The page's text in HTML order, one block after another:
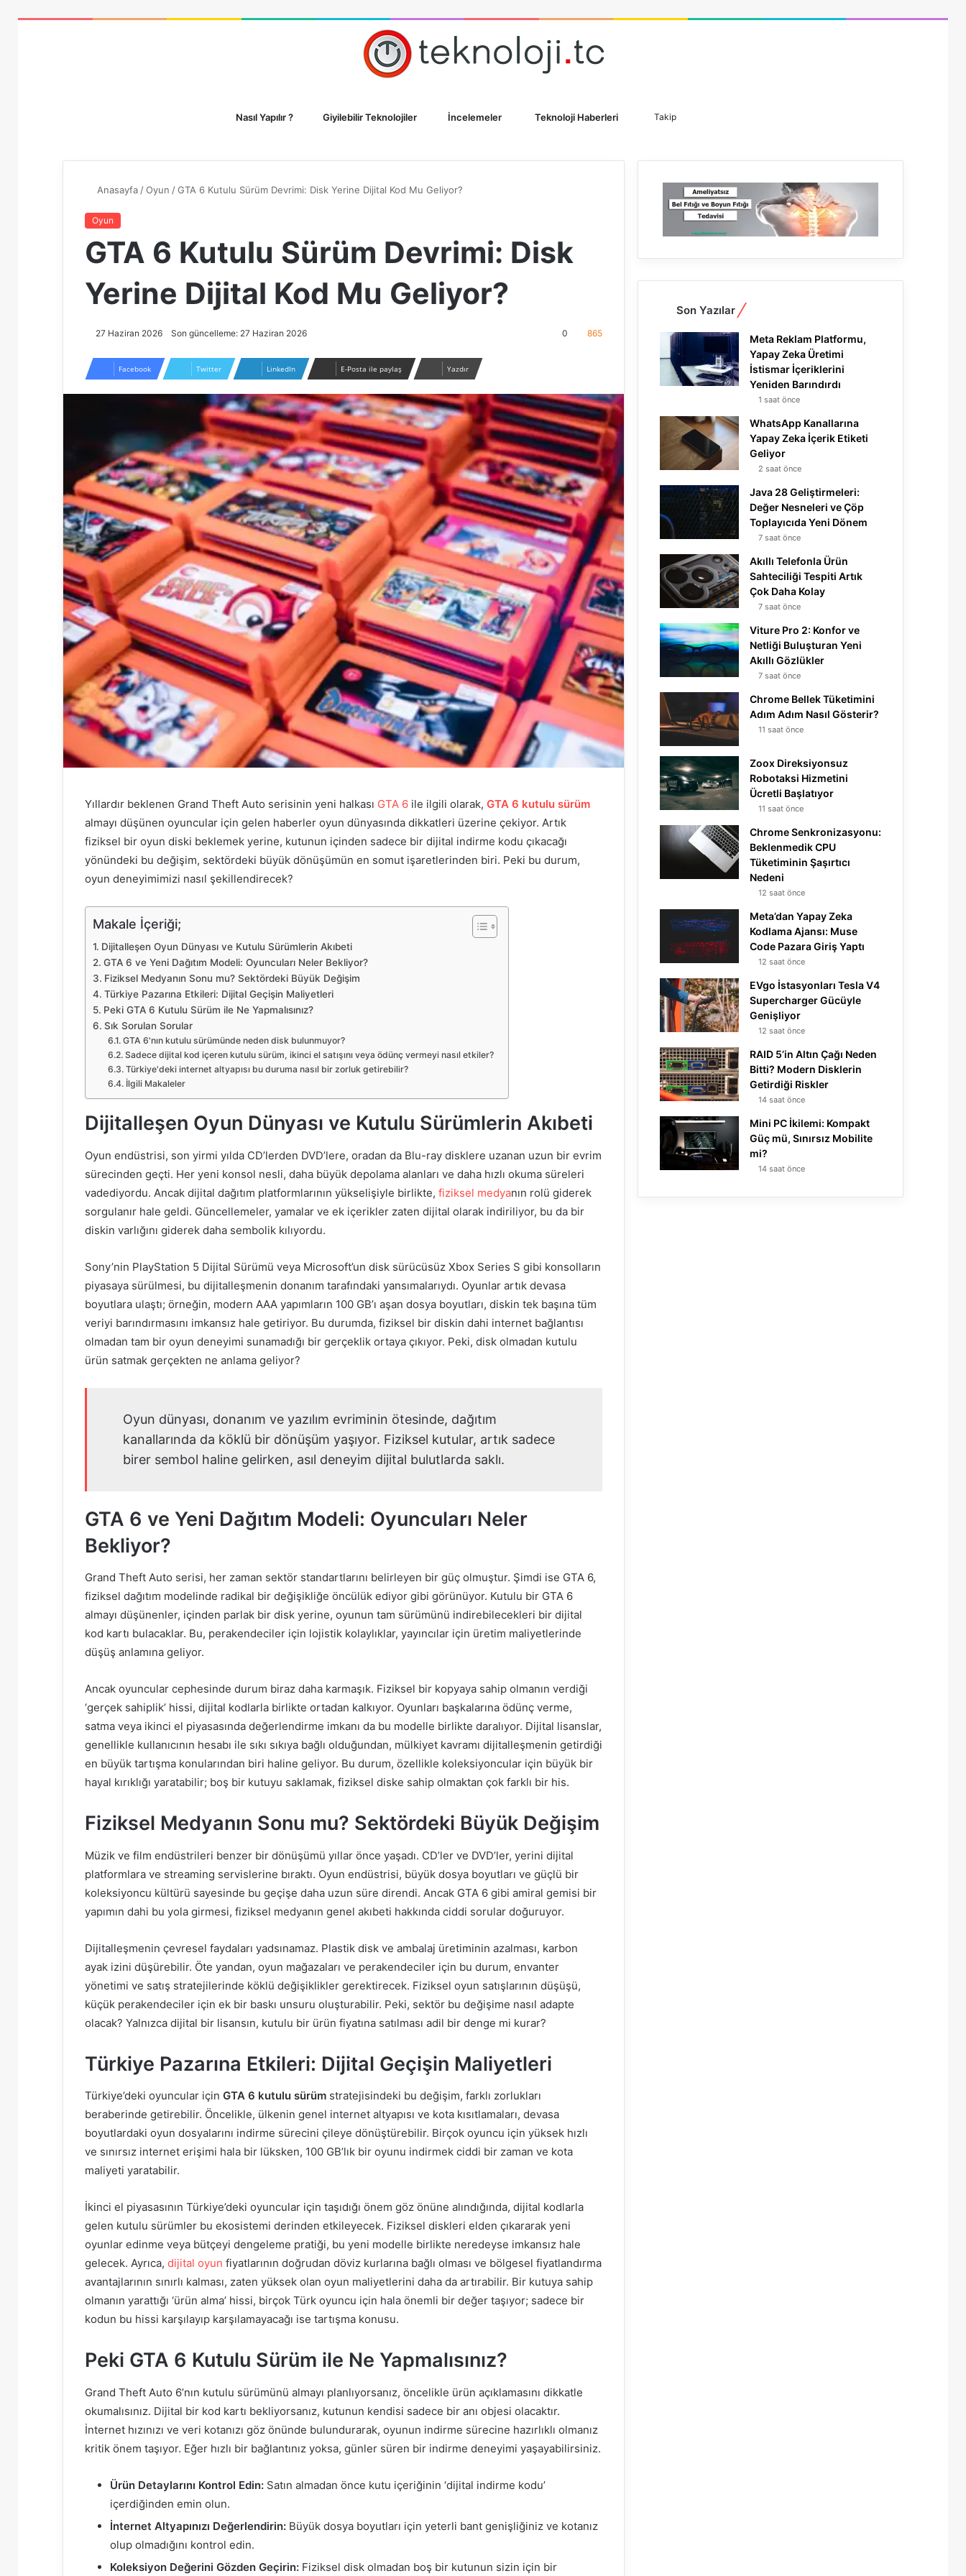
Nasıl Yapılır ? Giyilebilir Teknolojiler İncelemeler Teknoloji Haberleri
yap
...
görünümü
değiştir
Ol
Takip
Anasayfa /Oyun /GTA 6 Kutulu Sürüm Devrimi: Disk Yerine Dijital Kod Mu Geliyor?
Oyun
GTA 6 Kutulu Sürüm Devrimi: Disk
Yerine Dijital Kod Mu Geliyor?
27 Haziran 2026 Son güncelleme: 27 Haziran 2026 0 865
Facebook Twitter LinkedIn E-Posta ile paylaş Yazdır
Yıllardır beklenen Grand Theft Auto serisinin yeni halkası GTA 6 ile ilgili olarak, GTA 6 kutulu sürüm
almayı düşünen oyuncular için gelen haberler oyun dünyasında dikkatleri üzerine çekiyor. Artık
fiziksel bir oyun diski beklemek yerine, kutunun içinden sadece bir dijital indirme kodu çıkacağı
yönündeki bu değişim, sektördeki büyük dönüşümün en somut işaretlerinden biri. Peki bu durum,
oyun deneyimimizi nasıl şekillendirecek?
Makale İçeriği;
Dijitalleşen Oyun Dünyası ve Kutulu Sürümlerin Akıbeti
GTA 6 ve Yeni Dağıtım Modeli: Oyuncuları Neler Bekliyor?
Fiziksel Medyanın Sonu mu? Sektördeki Büyük Değişim
Türkiye Pazarına Etkileri: Dijital Geçişin Maliyetleri
Peki GTA 6 Kutulu Sürüm ile Ne Yapmalısınız?
Sık Sorulan Sorular
GTA 6'nın kutulu sürümünde neden disk bulunmuyor?
Sadece dijital kod içeren kutulu sürüm, ikinci el satışını veya ödünç vermeyi nasıl etkiler?
Türkiye'deki internet altyapısı bu duruma nasıl bir zorluk getirebilir?
İlgili Makaleler
Dijitalleşen Oyun Dünyası ve Kutulu Sürümlerin Akıbeti
Oyun endüstrisi, son yirmi yılda CD’lerden DVD’lere, oradan da Blu-ray disklere uzanan uzun bir evrim
sürecinden geçti. Her yeni konsol nesli, daha büyük depolama alanları ve daha hızlı okuma süreleri
vadediyordu. Ancak dijital dağıtım platformlarının yükselişiyle birlikte, fiziksel medyanın rolü giderek
sorgulanır hale geldi. Güncellemeler, yamalar ve ek içerikler zaten dijital olarak indiriliyor, bu da bir
diskin varlığını giderek daha sembolik kılıyordu.
Sony’nin PlayStation 5 Dijital Sürümü veya Microsoft’un disk sürücüsüz Xbox Series S gibi konsolların
piyasaya sürülmesi, bu dijitalleşmenin donanım tarafındaki yansımalarıydı. Oyunlar artık devasa
boyutlara ulaştı; örneğin, modern AAA yapımların 100 GB’ı aşan dosya boyutları, diskin tek başına tüm
veriyi barındırmasını imkansız hale getiriyor. Bu durumda, fiziksel bir diskin dahi internet bağlantısı
olmadan tam bir oyun deneyimi sunamadığı bir gerçeklik ortaya çıkıyor. Peki, disk olmadan kutulu
ürün satmak gerçekten ne anlama geliyor?
Oyun dünyası, donanım ve yazılım evriminin ötesinde, dağıtım
kanallarında da köklü bir dönüşüm yaşıyor. Fiziksel kutular, artık sadece
birer sembol haline gelirken, asıl deneyim dijital bulutlarda saklı.
GTA 6 ve Yeni Dağıtım Modeli: Oyuncuları Neler
Bekliyor?
Grand Theft Auto serisi, her zaman sektör standartlarını belirleyen bir güç olmuştur. Şimdi ise GTA 6,
fiziksel dağıtım modelinde radikal bir değişikliğe öncülük ediyor gibi görünüyor. Kutulu bir GTA 6
almayı düşünenler, içinden parlak bir disk yerine, oyunun tam sürümünü indirebilecekleri bir dijital
kod kartı bulacaklar. Bu, perakendeciler için lojistik kolaylıklar, yayıncılar için üretim maliyetlerinde
düşüş anlamına geliyor.
Ancak oyuncular cephesinde durum biraz daha karmaşık. Fiziksel bir kopyaya sahip olmanın verdiği
‘gerçek sahiplik’ hissi, dijital kodlarla birlikte ortadan kalkıyor. Oyunları başkalarına ödünç verme,
satma veya ikinci el piyasasında değerlendirme imkanı da bu modelle birlikte daralıyor. Dijital lisanslar,
genellikle kullanıcının hesabı ile sıkı sıkıya bağlı olduğundan, mülkiyet kavramı dijitalleşmenin getirdiği
en büyük tartışma konularından biri haline geliyor. Bu durum, özellikle koleksiyoncular için büyük bir
hayal kırıklığı yaratabilir; boş bir kutuyu saklamak, fiziksel diske sahip olmaktan çok farklı bir his.
Fiziksel Medyanın Sonu mu? Sektördeki Büyük Değişim
Müzik ve film endüstrileri benzer bir dönüşümü yıllar önce yaşadı. CD’ler ve DVD’ler, yerini dijital
platformlara ve streaming servislerine bıraktı. Oyun endüstrisi, büyük dosya boyutları ve güçlü bir
koleksiyoncu kültürü sayesinde bu geçişe daha uzun süre direndi. Ancak GTA 6 gibi amiral gemisi bir
yapımın dahi bu yola girmesi, fiziksel medyanın genel akıbeti hakkında ciddi sorular doğuruyor.
Dijitalleşmenin çevresel faydaları yadsınamaz. Plastik disk ve ambalaj üretiminin azalması, karbon
ayak izini düşürebilir. Öte yandan, oyun mağazaları ve perakendeciler için bu durum, envanter
yönetimi ve satış stratejilerinde köklü değişiklikler gerektirecek. Fiziksel oyun satışlarının düşüşü,
küçük perakendeciler için ek bir baskı unsuru oluşturabilir. Peki, sektör bu değişime nasıl adapte
olacak? Yalnızca dijital bir lisansın, kutulu bir ürün fiyatına satılması adil bir denge mi kurar?
Türkiye Pazarına Etkileri: Dijital Geçişin Maliyetleri
Türkiye’deki oyuncular için GTA 6 kutulu sürüm stratejisindeki bu değişim, farklı zorlukları
beraberinde getirebilir. Öncelikle, ülkenin genel internet altyapısı ve kota kısıtlamaları, devasa
boyutlardaki oyun dosyalarını indirme sürecini çileye dönüştürebilir. Birçok oyuncu için yüksek hızlı
ve sınırsız internet erişimi hala bir lüksken, 100 GB’lık bir oyunu indirmek ciddi bir zaman ve kota
maliyeti yaratabilir.
İkinci el piyasasının Türkiye’deki oyuncular için taşıdığı önem göz önüne alındığında, dijital kodlarla
gelen kutulu sürümler bu ekosistemi derinden etkileyecek. Fiziksel diskleri elden çıkararak yeni
oyunlar edinme veya bütçeyi dengeleme pratiği, bu yeni modelle birlikte neredeyse imkansız hale
gelecek. Ayrıca, dijital oyun fiyatlarının doğrudan döviz kurlarına bağlı olması ve bölgesel fiyatlandırma
avantajlarının sınırlı kalması, zaten yüksek olan oyun maliyetlerini daha da artırabilir. Bir kutuya sahip
olmanın yarattığı ‘ürün alma’ hissi, birçok Türk oyuncu için hala önemli bir değer taşıyor; sadece bir
kodun bu hissi karşılayıp karşılamayacağı ise tartışma konusu.
Peki GTA 6 Kutulu Sürüm ile Ne Yapmalısınız?
Grand Theft Auto 6’nın kutulu sürümünü almayı planlıyorsanız, öncelikle ürün açıklamasını dikkatle
okumalısınız. Dijital bir kod kartı bekliyorsanız, kutunun kendisi sadece bir anı objesi olacaktır.
İnternet hızınızı ve veri kotanızı göz önünde bulundurarak, oyunun indirme sürecine hazırlıklı olmanız
kritik önem taşıyor. Eğer hızlı bir bağlantınız yoksa, günler süren bir indirme deneyimi yaşayabilirsiniz.
Ürün Detaylarını Kontrol Edin: Satın almadan önce kutu içeriğinin ‘dijital indirme kodu’
içerdiğinden emin olun.
İnternet Altyapınızı Değerlendirin: Büyük dosya boyutları için yeterli bant genişliğiniz ve kotanız
olup olmadığını kontrol edin.
Koleksiyon Değerini Gözden Geçirin: Fiziksel disk olmadan boş bir kutunun sizin için bir
Son Yazılar
Meta Reklam Platformu,
Yapay Zeka Üretimi
İstismar İçeriklerini
Yeniden Barındırdı
1 saat önce
WhatsApp Kanallarına
Yapay Zeka İçerik Etiketi
Geliyor
2 saat önce
Java 28 Geliştirmeleri:
Değer Nesneleri ve Çöp
Toplayıcıda Yeni Dönem
7 saat önce
Akıllı Telefonla Ürün
Sahteciliği Tespiti Artık
Çok Daha Kolay
7 saat önce
Viture Pro 2: Konfor ve
Netliği Buluşturan Yeni
Akıllı Gözlükler
7 saat önce
Chrome Bellek Tüketimini
Adım Adım Nasıl Gösterir?
11 saat önce
Zoox Direksiyonsuz
Robotaksi Hizmetini
Ücretli Başlatıyor
11 saat önce
Chrome Senkronizasyonu:
Beklenmedik CPU
Tüketiminin Şaşırtıcı
Nedeni
12 saat önce
Meta’dan Yapay Zeka
Kodlama Ajansı: Muse
Code Pazara Giriş Yaptı
12 saat önce
EVgo İstasyonları Tesla V4
Supercharger Gücüyle
Genişliyor
12 saat önce
RAID 5’in Altın Çağı Neden
Bitti? Modern Disklerin
Getirdiği Riskler
14 saat önce
Mini PC İkilemi: Kompakt
Güç mü, Sınırsız Mobilite
mi?
14 saat önce